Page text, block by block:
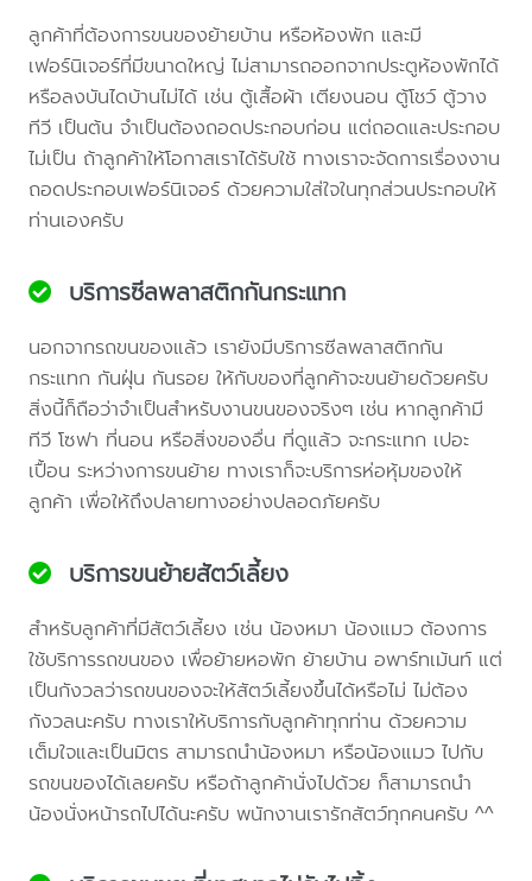
ลูกค้าที่ต้องการขนของย้ายบ้าน หรือห้องพัก และมี
เฟอร์นิเจอร์ที่มีขนาดใหญ่ ไม่สามารถออกจากประตูห้องพักได้
หรือลงบันไดบ้านไม่ได้ เช่น ตู้เสื้อผ้า เตียงนอน ตู้โชว์ ตู้วาง
ทีวี เป็นต้น จำเป็นต้องถอดประกอบก่อน แต่ถอดและประกอบ
ไม่เป็น ถ้าลูกค้าให้โอกาสเราได้รับใช้ ทางเราจะจัดการเรื่องงาน
ถอดประกอบเฟอร์นิเจอร์ ด้วยความใส่ใจในทุกส่วนประกอบให้
ท่านเองครับ
บริการซีลพลาสติกกันกระแทก
นอกจากรถขนของแล้ว เรายังมีบริการซีลพลาสติกกัน
กระแทก กันฝุ่น กันรอย ให้กับของที่ลูกค้าจะขนย้ายด้วยครับ
สิ่งนี้ก็ถือว่าจำเป็นสำหรับงานขนของจริงๆ เช่น หากลูกค้ามี
ทีวี โซฟา ที่นอน หรือสิ่งของอื่น ที่ดูแล้ว จะกระแทก เปอะ
เปื้อน ระหว่างการขนย้าย ทางเราก็จะบริการห่อหุ้มของให้
ลูกค้า เพื่อให้ถึงปลายทางอย่างปลอดภัยครับ
บริการขนย้ายสัตว์เลี้ยง
สำหรับลูกค้าที่มีสัตว์เลี้ยง เช่น น้องหมา น้องแมว ต้องการ
ใช้บริการรถขนของ เพื่อย้ายหอพัก ย้ายบ้าน อพาร์ทเม้นท์ แต่
เป็นกังวลว่ารถขนของจะให้สัตว์เลี้ยงขึ้นได้หรือไม่ ไม่ต้อง
กังวลนะครับ ทางเราให้บริการกับลูกค้าทุกท่าน ด้วยความ
เต็มใจและเป็นมิตร สามารถนำน้องหมา หรือน้องแมว ไปกับ
รถขนของได้เลยครับ หรือถ้าลูกค้านั่งไปด้วย ก็สามารถนำ
น้องนั่งหน้ารถไปได้นะครับ พนักงานเรารักสัตว์ทุกคนครับ ^^